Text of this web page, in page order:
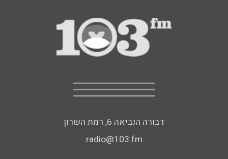
דבורה הנביאה 6, רמת השרון
radio@103.fm